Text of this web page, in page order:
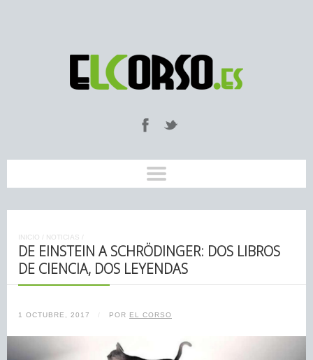
INICIO / NOTICIAS /
DE EINSTEIN A SCHRÖDINGER: DOS LIBROS
DE CIENCIA, DOS LEYENDAS
1 OCTUBRE, 2017 / POR EL CORSO